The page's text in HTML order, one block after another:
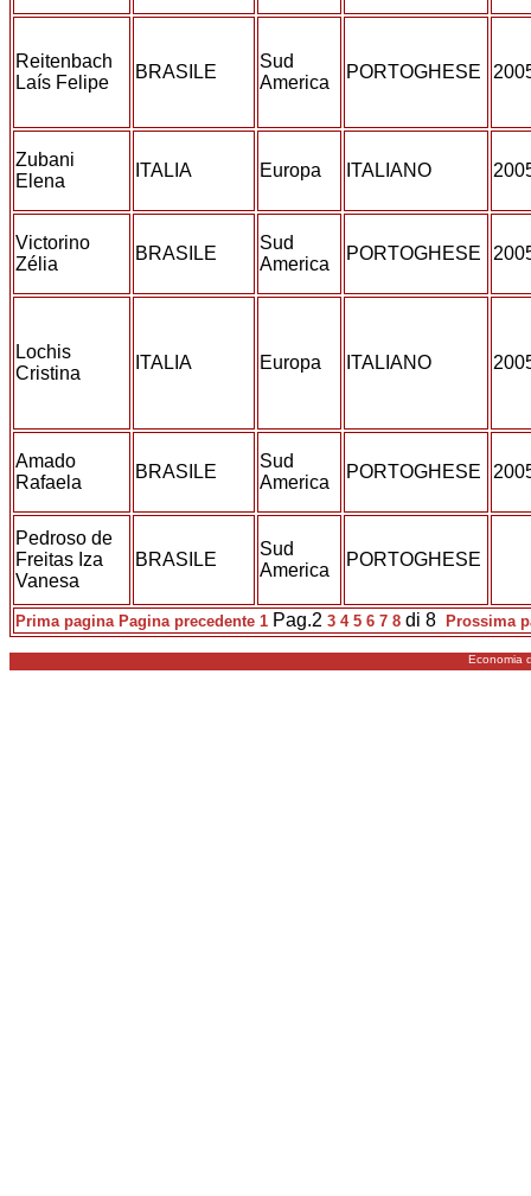
Reitenbach
Laís Felipe
BRASILE
Sud
America
PORTOGHESE
Zubani
Elena
ITALIA Europa ITALIANO
Victorino
Zélia
BRASILE
Sud
America
PORTOGHESE
Lochis
Cristina
ITALIA Europa ITALIANO
Amado
Rafaela
BRASILE
Sud
America
PORTOGHESE
Pedroso de
Freitas Iza
Vanesa
BRASILE
Sud
America
PORTOGHESE
Prima pagina Pagina precedente 1 Pag.2 3 4 5 6 7 8 di 8 Prossima